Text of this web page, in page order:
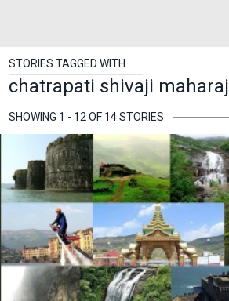
STORIES TAGGED WITH
chatrapati shivaji maharaj
SHOWING 1 - 12 OF 14 STORIES